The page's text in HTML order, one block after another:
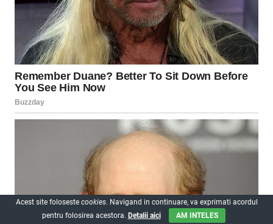
Acest site foloseste cookies. Navigand in continuare, va exprimati acordul
pentru folosirea acestora. Detalii aici AM INTELES